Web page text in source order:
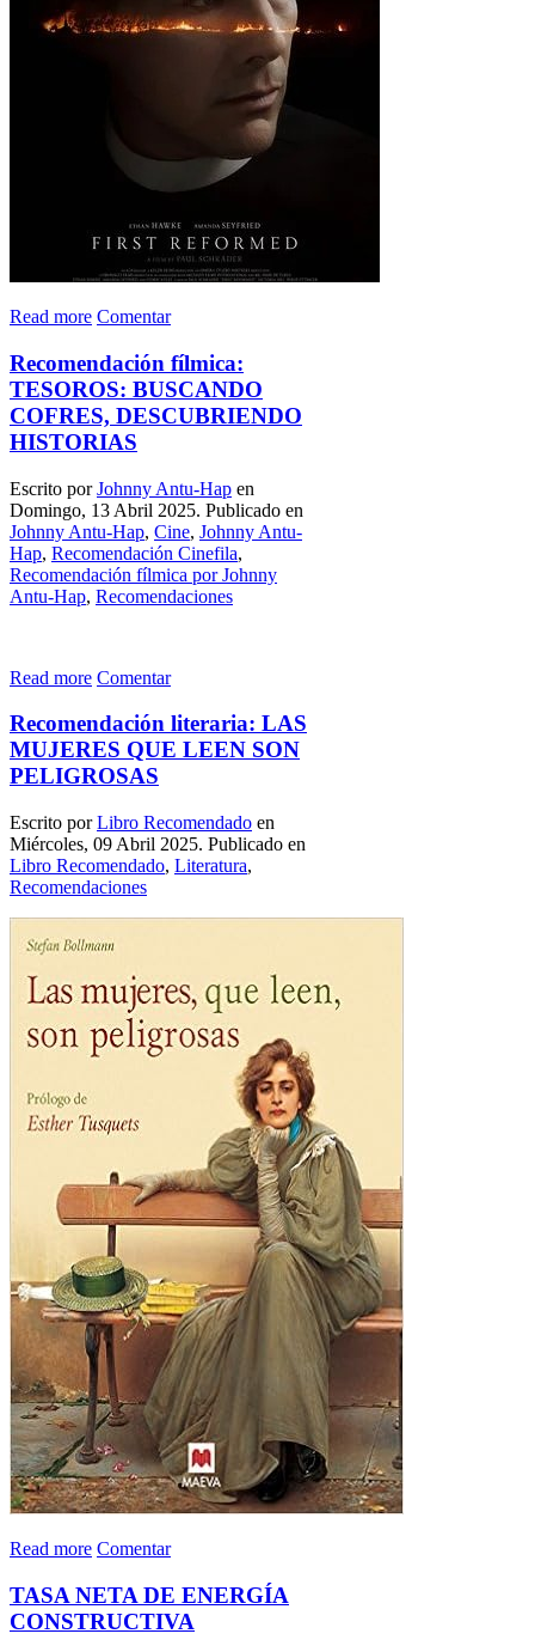
Read more Comentar
Recomendación fílmica:
TESOROS: BUSCANDO
COFRES, DESCUBRIENDO
HISTORIAS
Escrito porJohnny Antu-Hap en
Domingo, 13 Abril 2025. Publicado en
Johnny Antu-Hap, Cine, Johnny Antu-
Hap, Recomendación Cinefila,
Recomendación fílmica por Johnny
Antu-Hap, Recomendaciones
Read more Comentar
Recomendación literaria: LAS
MUJERES QUE LEEN SON
PELIGROSAS
Escrito porLibro Recomendado en
Miércoles, 09 Abril 2025. Publicado en
Libro Recomendado, Literatura,
Recomendaciones
Read more Comentar
TASA NETA DE ENERGÍA
CONSTRUCTIVA